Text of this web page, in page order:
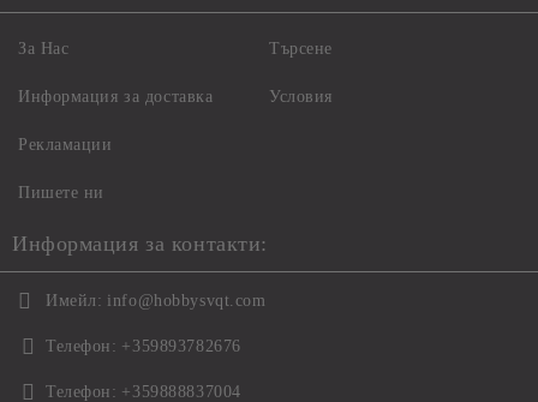
За Нас
Информация за доставка
Рекламации
Пишете ни
Търсене
Условия
Информация за контакти:
Имейл: info@hobbysvqt.com
Телефон: +359893782676
Телефон: +359888837004